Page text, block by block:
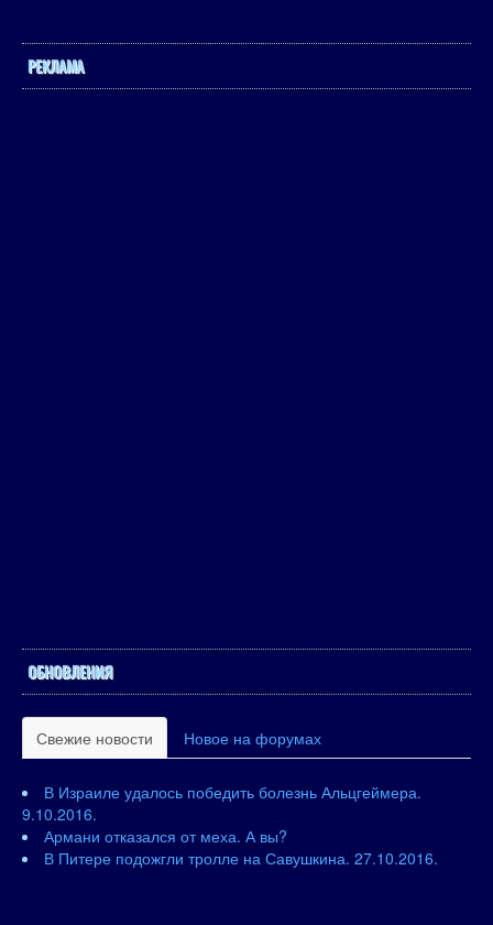
РЕКЛАМА
ОБНОВЛЕНИЯ
Свежие новости Новое на форумах
В Израиле удалось победить болезнь Альцгеймера.
9.10.2016.
Армани отказался от меха. А вы?
В Питере подожгли тролле на Савушкина. 27.10.2016.